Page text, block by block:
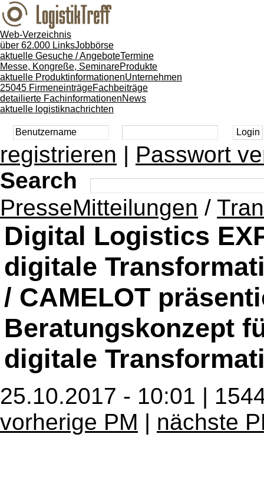
Web-Verzeichnis
über 62.000 LinksJobbörse
aktuelle Gesuche / AngeboteTermine
Messe, Kongreße, SeminareProdukte
aktuelle ProduktinformationenUnternehmen
25045 FirmeneinträgeFachbeiträge
detailierte FachinformationenNews
aktuelle logistiknachrichten
registrieren | Passwort
Search
PresseMitteilungen /
Digital Logistics
digitale
/ CAMELOT
Beratungskonzept
digitale
25.10.2017 - 10:01 |
vorherige PM | nächste